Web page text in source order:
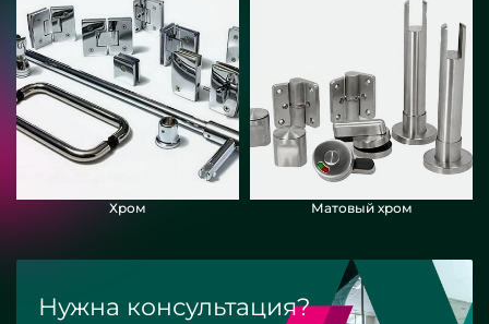
Хром Матовый хром
Нужна консультация?